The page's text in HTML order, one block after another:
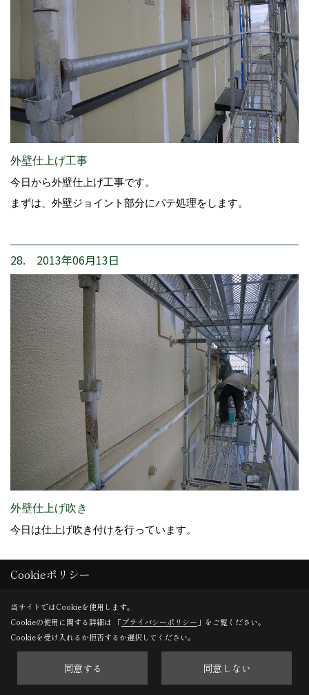
外壁仕上げ工事
今日から外壁仕上げ工事です。
まずは、外壁ジョイント部分にパテ処理をします。
28. 2013年06月13日
外壁仕上げ吹き
今日は仕上げ吹き付けを行っています。
Cookieポリシー
当サイトではCookieを使用します。
Cookieの使用に関する詳細は 「プライバシーポリシー 」をご覧ください。
Cookieを受け入れるか拒否するか選択してください。
同意する 同意しない